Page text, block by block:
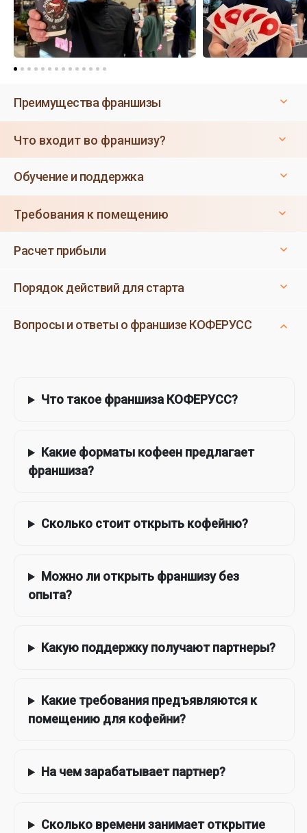
Преимущества франшизы
Что входит во франшизу?
Обучение и поддержка
Требования к помещению
Расчет прибыли
Порядок действий для старта
Вопросы и ответы о франшизе КОФЕРУСС
Что такое франшиза КОФЕРУСС?
Какие форматы кофеен предлагает
франшиза?
Сколько стоит открыть кофейню?
Можно ли открыть франшизу без
опыта?
Какую поддержку получают партнеры?
Какие требования предъявляются к
помещению для кофейни?
На чем зарабатывает партнер?
Сколько времени занимает открытие